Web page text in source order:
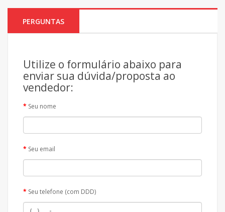
PERGUNTAS
Utilize o formulário abaixo para
enviar sua dúvida/proposta ao
vendedor:
Seu nome
Seu email
Seu telefone (com DDD)